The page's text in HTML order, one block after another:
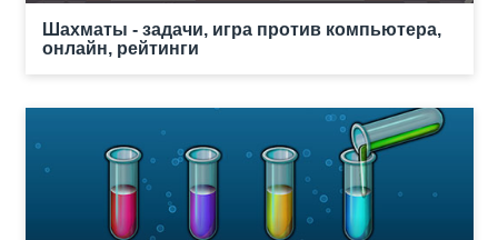
Шахматы - задачи, игра против компьютера,
онлайн, рейтинги